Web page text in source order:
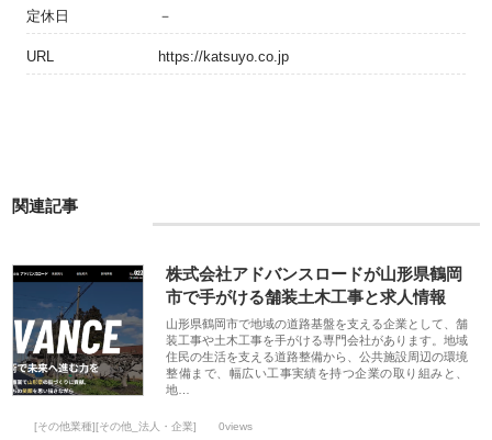
定休日 －
URL https://katsuyo.co.jp
関連記事
株式会社アドバンスロードが山形県鶴岡
市で手がける舗装土木工事と求人情報
山形県鶴岡市で地域の道路基盤を支える企業として、舗
装工事や土木工事を手がける専門会社があります。地域
住民の生活を支える道路整備から、公共施設周辺の環境
整備まで、幅広い工事実績を持つ企業の取り組みと、
地…
[その他業種][その他_法人・企業] 0views